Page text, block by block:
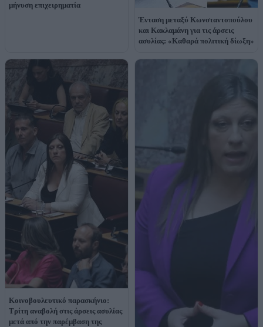
μήνυση επιχειρηματία
Ένταση μεταξύ Κωνσταντοπούλου
και Κακλαμάνη για τις άρσεις
ασυλίας: «Καθαρά πολιτική δίωξη»
Κοινοβουλευτικό παρασκήνιο:
Τρίτη αναβολή στις άρσεις ασυλίας
μετά από την παρέμβαση της